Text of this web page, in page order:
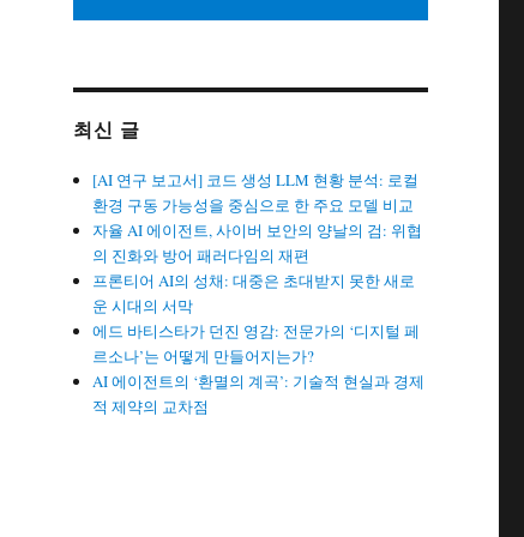
최신 글
[AI 연구 보고서] 코드 생성 LLM 현황 분석: 로컬
환경 구동 가능성을 중심으로 한 주요 모델 비교
자율 AI 에이전트, 사이버 보안의 양날의 검: 위협
의 진화와 방어 패러다임의 재편
프론티어 AI의 성채: 대중은 초대받지 못한 새로
운 시대의 서막
에드 바티스타가 던진 영감: 전문가의 ‘디지털 페
르소나’는 어떻게 만들어지는가?
AI 에이전트의 ‘환멸의 계곡’: 기술적 현실과 경제
적 제약의 교차점